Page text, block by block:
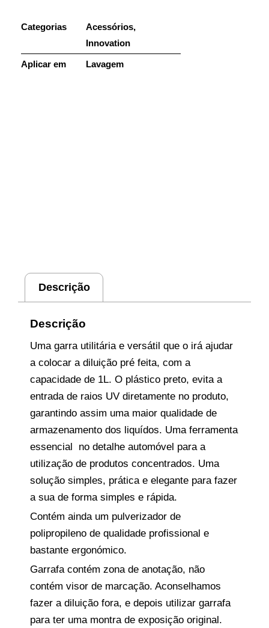
Categorias Acessórios,
Innovation
Aplicar em Lavagem
Descrição
Descrição
Uma garra utilitária e versátil que o irá ajudar
a colocar a diluição pré feita, com a
capacidade de 1L. O plástico preto, evita a
entrada de raios UV diretamente no produto,
garantindo assim uma maior qualidade de
armazenamento dos liquídos. Uma ferramenta
essencial no detalhe automóvel para a
utilização de produtos concentrados. Uma
solução simples, prática e elegante para fazer
a sua de forma simples e rápida.
Contém ainda um pulverizador de
polipropileno de qualidade profissional e
bastante ergonómico.
Garrafa contém zona de anotação, não
contém visor de marcação. Aconselhamos
fazer a diluição fora, e depois utilizar garrafa
para ter uma montra de exposição original.